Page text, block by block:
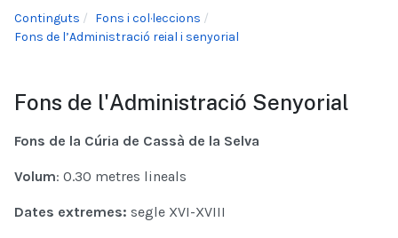
Continguts
Fons i col·leccions
Fons de l’Administració reial i senyorial
Fons de l'Administració Senyorial
Fons de la Cúria de Cassà de la Selva
Volum: 0.30 metres lineals
Dates extremes: segle XVI-XVIII